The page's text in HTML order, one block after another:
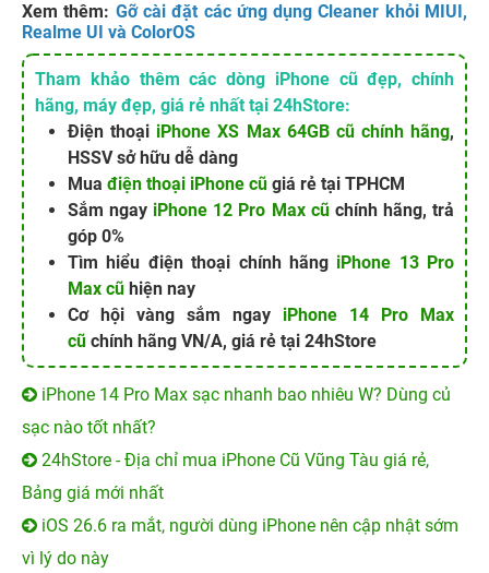
Xem thêm: Gỡ cài đặt các ứng dụng Cleaner khỏi MIUI,
Realme UI và ColorOS
Tham khảo thêm các dòng iPhone cũ đẹp, chính
hãng, máy đẹp, giá rẻ nhất tại 24hStore:
Điện thoại iPhone XS Max 64GB cũ chính hãng,
HSSV sở hữu dễ dàng
Mua điện thoại iPhone cũ giá rẻ tại TPHCM
Sắm ngay iPhone 12 Pro Max cũchính hãng, trả
góp 0%
Tìm hiểu điện thoại chính hãng iPhone 13 Pro
Max cũ hiện nay
Cơ hội vàng sắm ngay iPhone 14 Pro Max
cũ chính hãng VN/A, giá rẻ tại 24hStore
iPhone 14 Pro Max sạc nhanh bao nhiêu W? Dùng củ
sạc nào tốt nhất?
24hStore - Địa chỉ mua iPhone Cũ Vũng Tàu giá rẻ,
Bảng giá mới nhất
iOS 26.6 ra mắt, người dùng iPhone nên cập nhật sớm
vì lý do này